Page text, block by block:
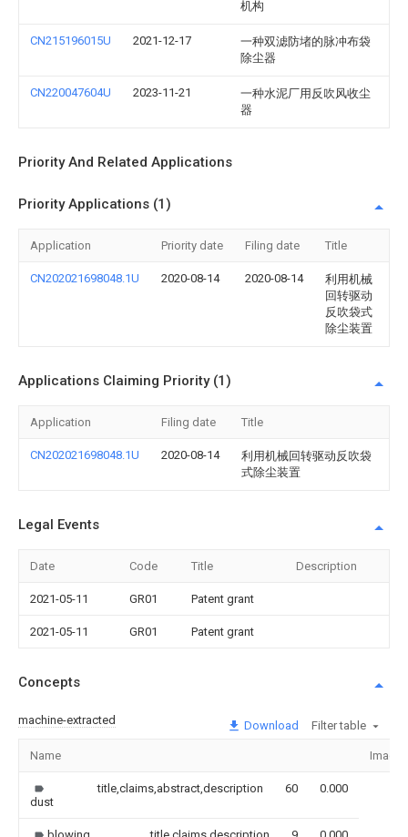
机构
CN215196015U 2021-12-17
一种双滤防堵的脉冲布袋
除尘器
CN220047604U 2023-11-21
一种水泥厂用反吹风收尘
器
Priority And Related Applications
Priority Applications (1)
Application Priority date Filing date Title
CN202021698048.1U 2020-08-14 2020-08-14
利用机械
回转驱动
反吹袋式
除尘装置
Applications Claiming Priority (1)
Application Filing date Title
CN202021698048.1U 2020-08-14
利用机械回转驱动反吹袋
式除尘装置
Legal Events
Date Code Title Description
2021-05-11 GR01 Patent grant
2021-05-11 GR01 Patent grant
Concepts
machine-extracted Download Filter table
Name Image
dust
title,claims,abstract,description 60 0.000